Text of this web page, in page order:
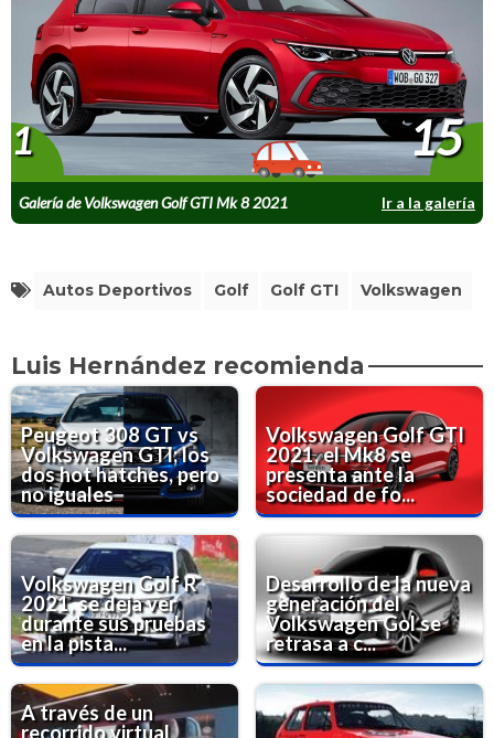
Galería de Volkswagen Golf GTI Mk 8 2021 Ir a la galería
1 15
Autos Deportivos Golf Golf GTI Volkswagen
Luis Hernández recomienda
Peugeot 308 GT vs
Volkswagen GTI; los
dos hot hatches, pero
no iguales
Volkswagen Golf GTI
2021, el Mk8 se
presenta ante la
sociedad de fo...
Volkswagen Golf R
2021, se deja ver
durante sus pruebas
en la pista...
Desarrollo de la nueva
generación del
Volkswagen Gol se
retrasa a c...
A través de un
recorrido virtual